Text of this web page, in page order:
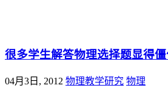
很多学生解答物理选择题显得
04月3日, 2012 物理教学研究 物理